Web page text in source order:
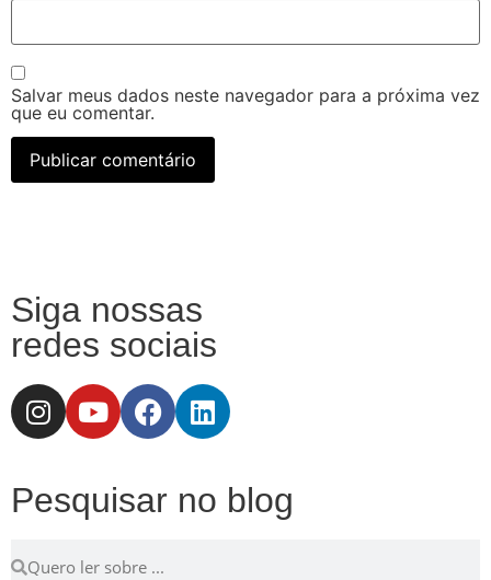
Salvar meus dados neste navegador para a próxima vez
que eu comentar.
Siga nossas
redes sociais
Pesquisar no blog